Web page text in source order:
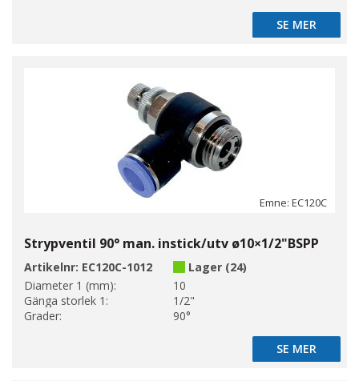
SE MER
SE MER
Emne: EC120C
Strypventil 90° man. instick/utv ø10×1/2"BSPP
Artikelnr: EC120C-1012
Lager (24)
Diameter 1 (mm):
10
Gänga storlek 1:
1/2"
Grader:
90°
SE MER
SE MER